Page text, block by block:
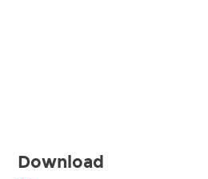
Download